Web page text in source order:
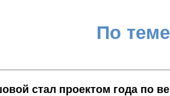
По теме
стал проектом года по